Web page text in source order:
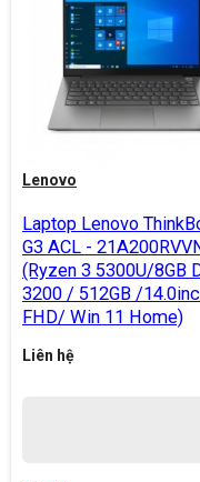
Lenovo
Laptop Lenovo
G3 ACL -
(Ryzen 3 5300U/8GB
3200 / 512GB /
FHD/ Win 11 Home)
Liên hệ